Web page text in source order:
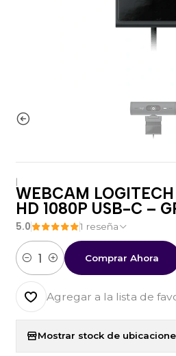
|
WEBCAM
HD 1080P USB-C –
5.0 1 reseña
Cantidad
Comprar Ahora
Agregar a la lista de
Mostrar stock de